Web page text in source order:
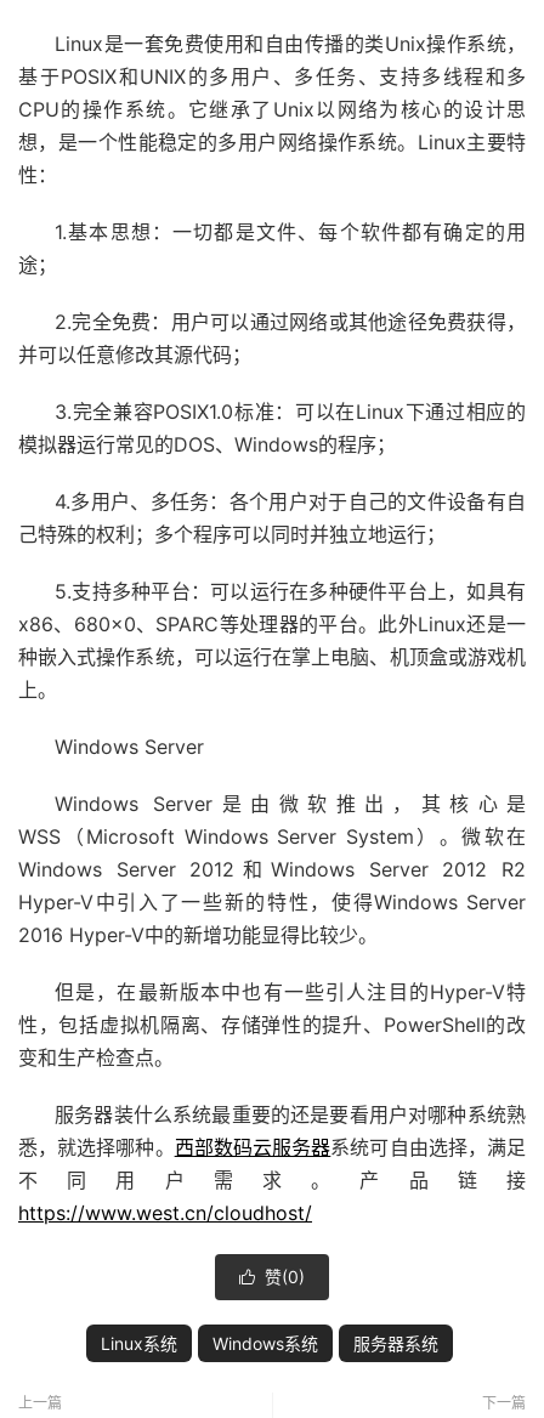
Linux是一套免费使用和自由传播的类Unix操作系统，
基于POSIX和UNIX的多用户、多任务、支持多线程和多
CPU的操作系统。它继承了Unix以网络为核心的设计思
想，是一个性能稳定的多用户网络操作系统。Linux主要特
性：
1.基本思想：一切都是文件、每个软件都有确定的用
途；
2.完全免费：用户可以通过网络或其他途径免费获得，
并可以任意修改其源代码；
3.完全兼容POSIX1.0标准：可以在Linux下通过相应的
模拟器运行常见的DOS、Windows的程序；
4.多用户、多任务：各个用户对于自己的文件设备有自
己特殊的权利；多个程序可以同时并独立地运行；
5.支持多种平台：可以运行在多种硬件平台上，如具有
x86、680×0、SPARC等处理器的平台。此外Linux还是一
种嵌入式操作系统，可以运行在掌上电脑、机顶盒或游戏机
上。
Windows Server
Windows Server是由微软推出，其核心是
WSS（Microsoft Windows Server System）。微软在
Windows Server 2012和Windows Server 2012 R2
Hyper-V中引入了一些新的特性，使得Windows Server
2016 Hyper-V中的新增功能显得比较少。
但是，在最新版本中也有一些引人注目的Hyper-V特
性，包括虚拟机隔离、存储弹性的提升、PowerShell的改
变和生产检查点。
服务器装什么系统最重要的还是要看用户对哪种系统熟
悉，就选择哪种。 西部数码云服务器系统可自由选择，满足
不同用户需求。产品链接
https://www.west.cn/cloudhost/
 赞(0)
Linux系统 Windows系统 服务器系统
上一篇 下一篇